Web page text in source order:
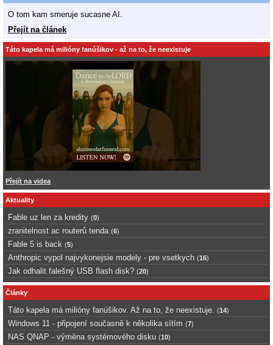
O tom kam smeruje sucasne AI.
Přejít na článek
Táto kapela má milióny fanúšikov - až na to, že neexistuje
Přejít na videa
Aktuality
Fable uz len za kredity (0)
zranitelnost ac routerů tenda (6)
Fable 5 is back (5)
Anthropic vypol najvykonejsie modely - pre vsetkych (16)
Jak odhalit falešný USB flash disk? (20)
Články
Táto kapela má milióny fanúšikov. Až na to, že neexistuje. (14)
Windows 11 - připojení současně k několika sítím (7)
NAS QNAP - výměna systémového disku (10)